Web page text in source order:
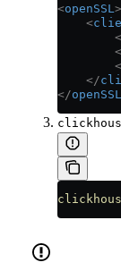
<openSSL >
    <
        <
        <
        <
    </
</openSSL